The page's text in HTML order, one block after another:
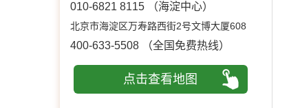
010-6821 8115 （海淀中心）
北京市海淀区万寿路西街2号文博大厦608
400-633-5508 （全国免费热线）
点击查看地图